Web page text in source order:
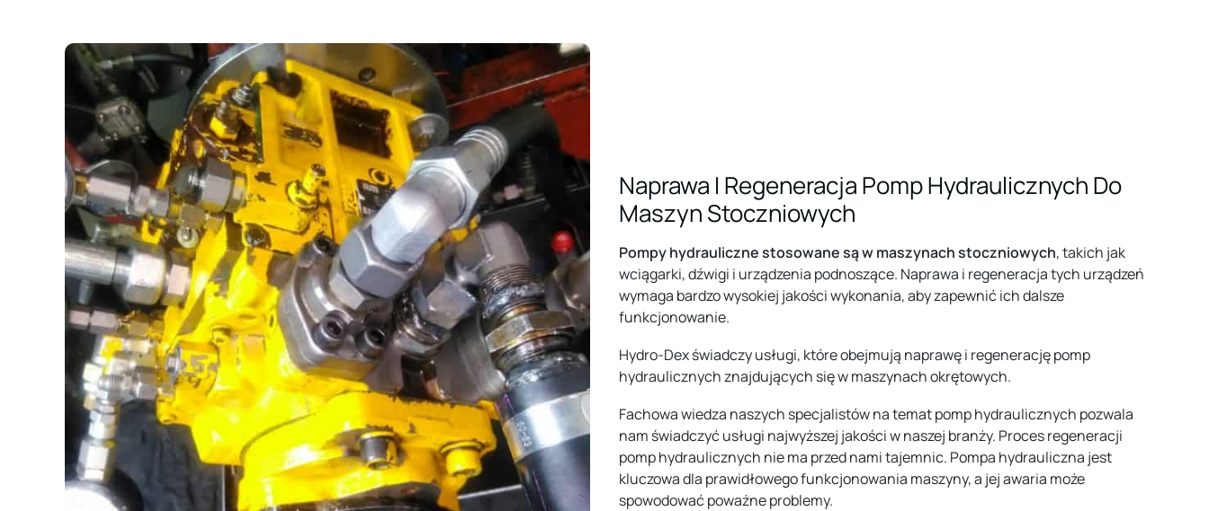
Naprawa I Regeneracja Pomp Hydraulicznych Do
Maszyn Stoczniowych
Pompy hydrauliczne stosowane są w maszynach stoczniowych, takich jak
wciągarki, dźwigi i urządzenia podnoszące. Naprawa i regeneracja tych urządzeń
wymaga bardzo wysokiej jakości wykonania, aby zapewnić ich dalsze
funkcjonowanie.
Hydro-Dex świadczy usługi, które obejmują naprawę i regenerację pomp
hydraulicznych znajdujących się w maszynach okrętowych.
Fachowa wiedza naszych specjalistów na temat pomp hydraulicznych pozwala
nam świadczyć usługi najwyższej jakości w naszej branży. Proces regeneracji
pomp hydraulicznych nie ma przed nami tajemnic. Pompa hydrauliczna jest
kluczowa dla prawidłowego funkcjonowania maszyny, a jej awaria może
spowodować poważne problemy.